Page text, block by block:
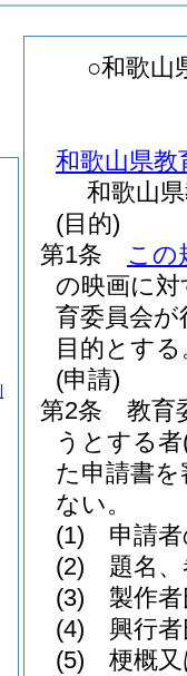
○和歌山
和歌山県教
和歌山
(目的)
第1条
この
の映画に
育委員会
目的とする
(申請)
第2条
教育
うとする者
た申請書
ない。
(1)
申請
(2)
題名
(3)
製作
(4)
興行
(5)
梗概